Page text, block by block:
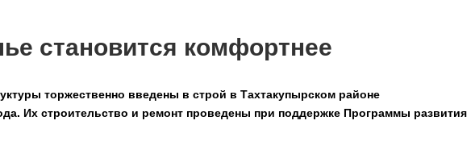
становится комфортнее
торжественно введены в строй в Тахтакупырском районе
Их строительство и ремонт проведены при поддержке Программы развития